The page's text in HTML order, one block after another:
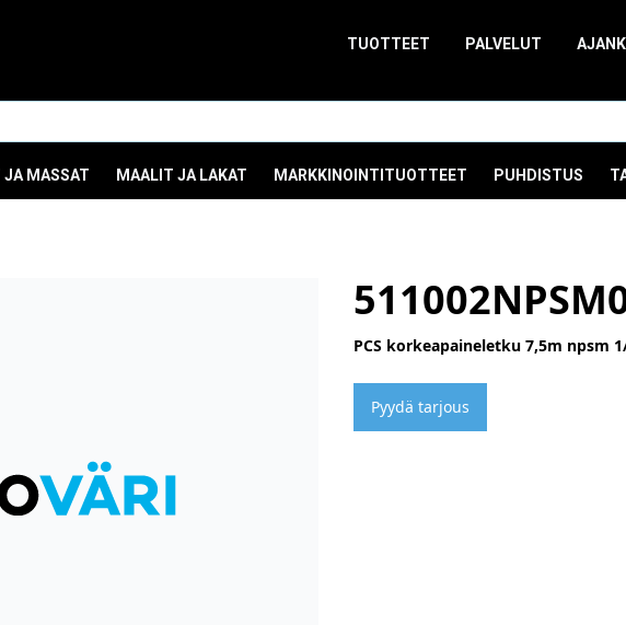
TUOTTEET PALVELUT
JA MASSAT MAALIT JA LAKAT MARKKINOINTITUOTTEET PUHDISTUS
PCS korkeapaineletku 7,5m npsm
Pyydä tarjous